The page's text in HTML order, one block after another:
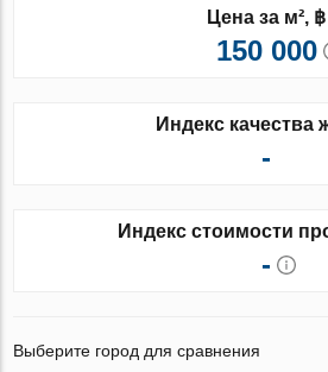
Цена за м², ฿
150 000
Индекс качества
-
Индекс стоимости
-
Выберите город для сравнения